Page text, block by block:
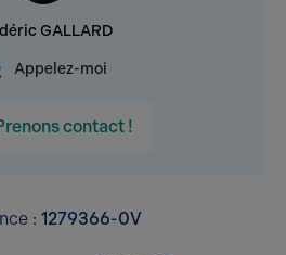
GALLARD
Appelez-moi
contact !
: 1279366-0V